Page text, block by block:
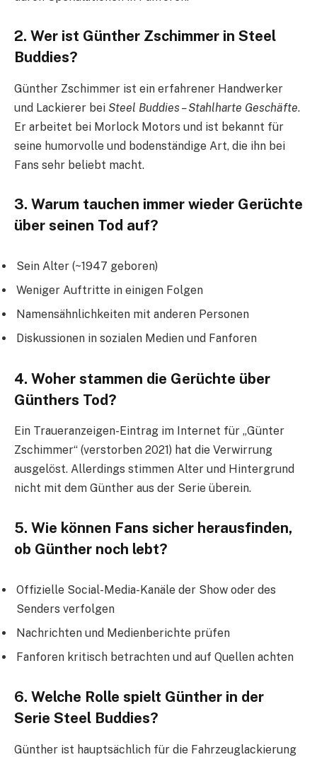
2. Wer ist Günther Zschimmer in Steel
Buddies?
Günther Zschimmer ist ein erfahrener Handwerker
und Lackierer bei Steel Buddies – Stahlharte Geschäfte.
Er arbeitet bei Morlock Motors und ist bekannt für
seine humorvolle und bodenständige Art, die ihn bei
Fans sehr beliebt macht.
3. Warum tauchen immer wieder Gerüchte
über seinen Tod auf?
Sein Alter (~1947 geboren)
Weniger Auftritte in einigen Folgen
Namensähnlichkeiten mit anderen Personen
Diskussionen in sozialen Medien und Fanforen
4. Woher stammen die Gerüchte über
Günthers Tod?
Ein Traueranzeigen-Eintrag im Internet für „Günter
Zschimmer“ (verstorben 2021) hat die Verwirrung
ausgelöst. Allerdings stimmen Alter und Hintergrund
nicht mit dem Günther aus der Serie überein.
5. Wie können Fans sicher herausfinden,
ob Günther noch lebt?
Offizielle Social-Media-Kanäle der Show oder des
Senders verfolgen
Nachrichten und Medienberichte prüfen
Fanforen kritisch betrachten und auf Quellen achten
6. Welche Rolle spielt Günther in der
Serie Steel Buddies?
Günther ist hauptsächlich für die Fahrzeuglackierung